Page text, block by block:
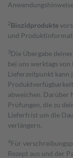
2Biozidprodukte
und
3Die Übergabe
bei uns werktags
Lieferzeitpunkt kann
abweichen. Darüber
Prüfungen, die zu
Lieferfrist um die
verlängern.
4Für
Rezept aus und der